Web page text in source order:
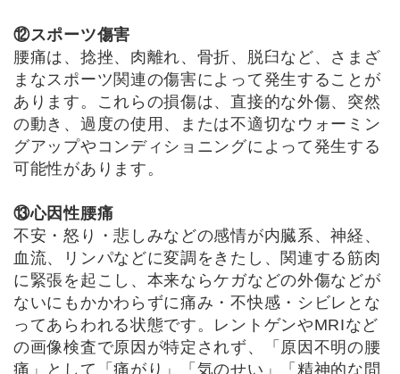
⑫スポーツ傷害
腰痛は、捻挫、肉離れ、骨折、脱臼など、さまざ
まなスポーツ関連の傷害によって発生することが
あります。これらの損傷は、直接的な外傷、突然
の動き、過度の使用、または不適切なウォーミン
グアップやコンディショニングによって発生する
可能性があります。
⑬心因性腰痛
不安・怒り・悲しみなどの感情が内臓系、神経、
血流、リンパなどに変調をきたし、関連する筋肉
に緊張を起こし、本来ならケガなどの外傷などが
ないにもかかわらずに痛み・不快感・シビレとな
ってあらわれる状態です。レントゲンやMRIなど
の画像検査で原因が特定されず、「原因不明の腰
痛」として「痛がり」「気のせい」「精神的な問